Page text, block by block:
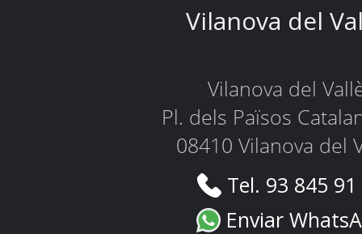
Vilanova del
Vilanova del
Pl. dels Països
08410 Vilanova del
Tel. 93 845
Enviar